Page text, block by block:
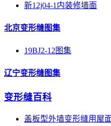
新12j04-1内装修墙面
北京变形缝图集
19BJ2-12图集
辽宁变形缝图集
变形缝百科
盖板型外墙变形缝用屋